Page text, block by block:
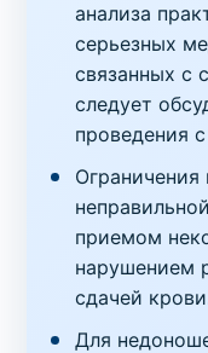
анализа
серьезных
связанных с
следует
проведения
Ограничения
приемом
нарушением
сдачей
Для